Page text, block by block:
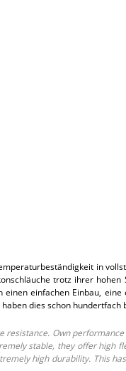
in
trotz ihrer
einfachen Einbau,
dies schon hundertfach
Own
stable, they offer high
high durability. This